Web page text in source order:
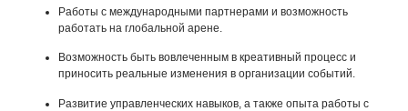
Работы с международными партнерами и возможность
работать на глобальной арене.
Возможность быть вовлеченным в креативный процесс и
приносить реальные изменения в организации событий.
Развитие управленческих навыков, а также опыта работы с